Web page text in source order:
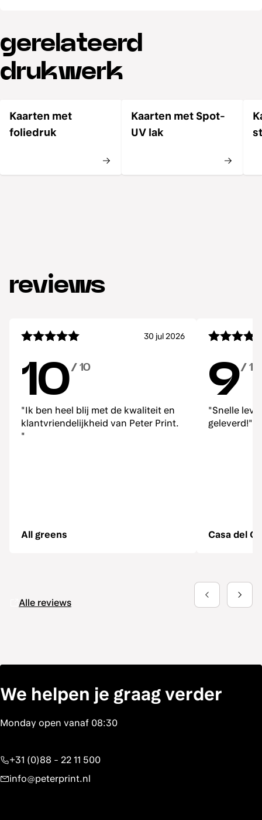
gerelateerd
drukwerk
Kaarten met
foliedruk
Kaarten met Spot-
UV lak
reviews
Alle reviews
30 jul 2026
10/ 10
"Ik ben heel blij met de kwaliteit en
klantvriendelijkheid van Peter Print.
"
All greens
9/ 10
"Snelle
geleverd!"
Casa del
We helpen je graag verder
+31 (0)88 - 22 11 500
info@peterprint.nl